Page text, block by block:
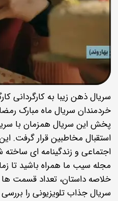
سریال ذهن زیبا به کارگردانی
خردمندان سریال ماه مبارک
پخش این سریال همزمان با
استقبال مخاطبین قرار گرفت. این
اجتماعی و زندگینامه ای ساخته
مجله سیب ما همراه باشید تا
خلاصه داستان، تعداد قسمت
سریال جذاب تلویزیونی را